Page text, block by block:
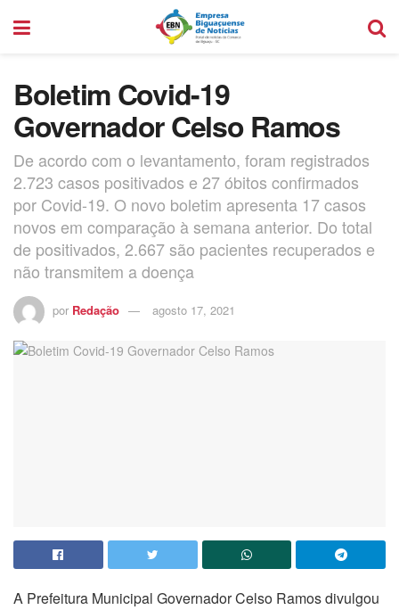
Boletim Covid-19
Governador Celso Ramos
De acordo com o levantamento, foram registrados
2.723 casos positivados e 27 óbitos confirmados
por Covid-19. O novo boletim apresenta 17 casos
novos em comparação à semana anterior. Do total
de positivados, 2.667 são pacientes recuperados e
não transmitem a doença
por Redação agosto 17, 2021
A Prefeitura Municipal Governador Celso Ramos divulgou